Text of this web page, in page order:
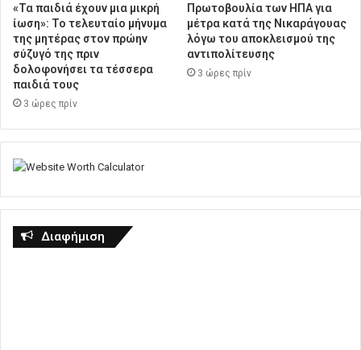
«Τα παιδιά έχουν μια μικρή
ίωση»: Το τελευταίο μήνυμα
της μητέρας στον πρώην
σύζυγό της πριν
δολοφονήσει τα τέσσερα
παιδιά τους
3 ώρες πρίν
Πρωτοβουλία των ΗΠΑ για
μέτρα κατά της Νικαράγουας
λόγω του αποκλεισμού της
αντιπολίτευσης
3 ώρες πρίν
Διαφήμιση